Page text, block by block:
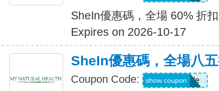
SheIn優惠碼，全場 60% 折
Expires on 2026-10-17
SheIn優惠碼，全場八
Coupon Code: Show Code
show coupon